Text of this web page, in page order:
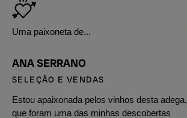
Uma paixoneta de...
ANA SERRANO
SELEÇÃO E VENDAS
Estou apaixonada pelos vinhos desta adega,
que foram uma das minhas descobertas